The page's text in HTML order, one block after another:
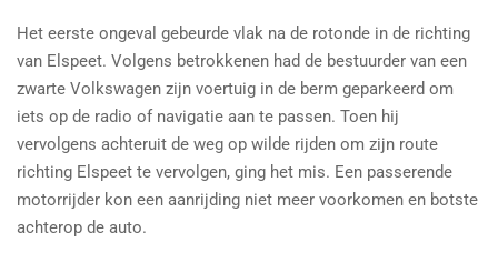
Het eerste ongeval gebeurde vlak na de rotonde in de richting
van Elspeet. Volgens betrokkenen had de bestuurder van een
zwarte Volkswagen zijn voertuig in de berm geparkeerd om
iets op de radio of navigatie aan te passen. Toen hij
vervolgens achteruit de weg op wilde rijden om zijn route
richting Elspeet te vervolgen, ging het mis. Een passerende
motorrijder kon een aanrijding niet meer voorkomen en botste
achterop de auto.